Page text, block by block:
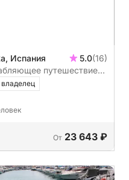
Испания 5.0(16)
путешествие
От 23 643 ₽